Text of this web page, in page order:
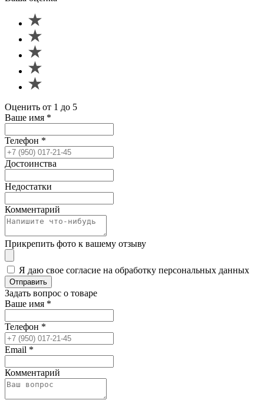
Оценить от 1 до 5
Ваше имя *
Телефон *
Достоинства
Недостатки
Комментарий
Прикрепить фото к вашему отзыву
Я даю свое согласие на обработку персональных данных
Отправить
Задать вопрос о товаре
Ваше имя *
Телефон *
Email *
Комментарий